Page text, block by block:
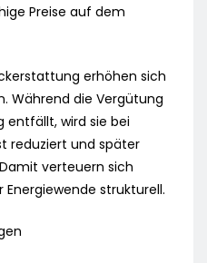
Preise auf dem
erhöhen sich
Während die Vergütung
entfällt, wird sie bei
reduziert und später
verteuern sich
strukturell.